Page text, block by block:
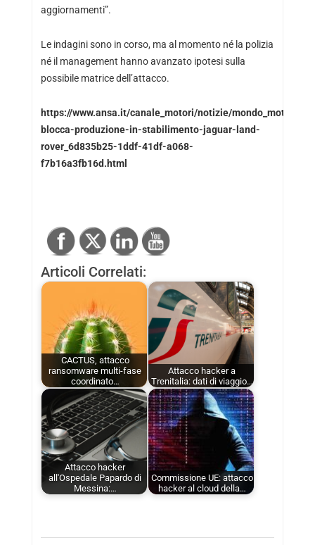
aggiornamenti”.
Le indagini sono in corso, ma al momento né la polizia
né il management hanno avanzato ipotesi sulla
possibile matrice dell’attacco.
https://www.ansa.it/canale_motori/notizie/mondo_motori/
blocca-produzione-in-stabilimento-jaguar-land-
rover_6d835b25-1ddf-41df-a068-
f7b16a3fb16d.html
Articoli Correlati:
CACTUS, attacco
ransomware multi-fase
coordinato…
Attacco hacker a
Trenitalia: dati di viaggio…
Attacco hacker
all'Ospedale Papardo di
Messina:…
Commissione UE: attacco
hacker al cloud della…